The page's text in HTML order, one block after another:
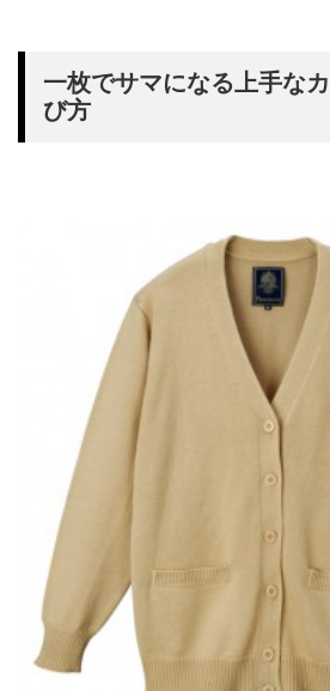
一枚でサマになる上手な
び方